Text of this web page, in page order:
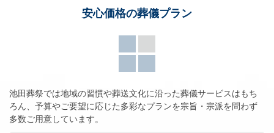
安心価格の葬儀プラン
池田葬祭では地域の習慣や葬送文化に沿った葬儀サービスはもち
ろん、 予算やご要望に応じた多彩なプランを宗旨・宗派を問わず
多数ご用意しています。